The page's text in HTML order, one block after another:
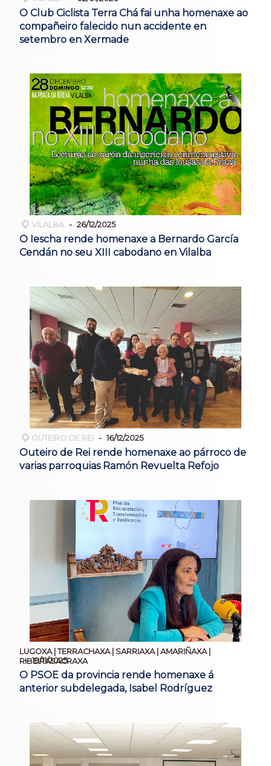
O Club Ciclista Terra Chá fai unha homenaxe ao
compañeiro falecido nun accidente en
setembro en Xermade
VILALBA 26/12/2025
O Iescha rende homenaxe a Bernardo García
Cendán no seu XIII cabodano en Vilalba
OUTEIRO DE REI 16/12/2025
Outeiro de Rei rende homenaxe ao párroco de
varias parroquias Ramón Revuelta Refojo
LUGOXA | TERRACHAXA | SARRIAXA | AMARIÑAXA |
RIBEIRASACRAXA
19/11/2025
O PSOE da provincia rende homenaxe á
anterior subdelegada, Isabel Rodríguez